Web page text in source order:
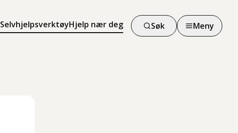
SelvhjelpsverktøyHjelp nær deg Søk Meny